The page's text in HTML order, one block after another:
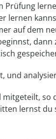
lernen
auf dem
und
lernst